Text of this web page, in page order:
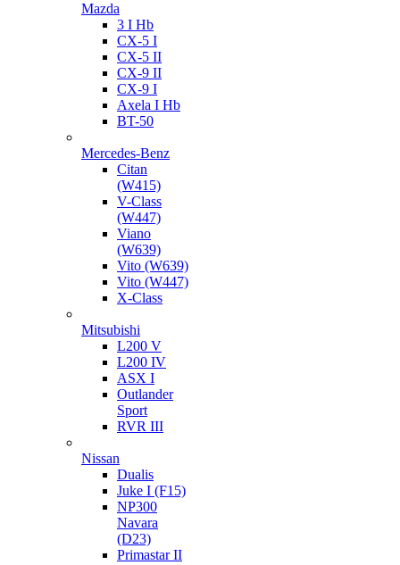
Mazda
3 I Hb
CX-5 I
CX-5 II
CX-9 II
CX-9 I
Axela I Hb
BT-50
Mercedes-Benz
Citan
(W415)
V-Class
(W447)
Viano
(W639)
Vito (W639)
Vito (W447)
X-Class
Mitsubishi
L200 V
L200 IV
ASX I
Outlander
Sport
RVR III
Nissan
Dualis
Juke I (F15)
NP300
Navara
(D23)
Primastar II